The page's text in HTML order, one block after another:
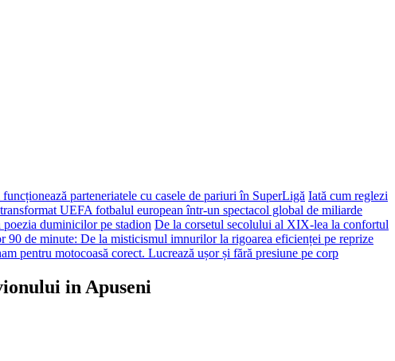
parteneriatele cu casele de pariuri în SuperLigă Iată cum reglezi
UEFA fotbalul european într-un spectacol global de miliarde
duminicilor pe stadion De la corsetul secolului al XIX-lea la confortul
90 de minute: De la misticismul imnurilor la rigoarea eficienței pe reprize
pentru motocoasă corect. Lucrează ușor și fără presiune pe corp
in Apuseni